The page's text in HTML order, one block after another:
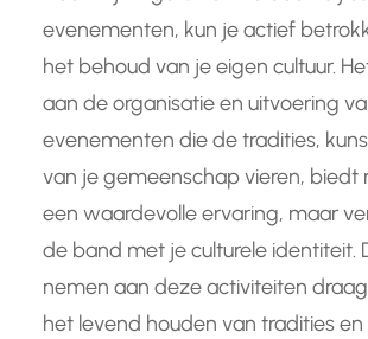
evenementen, kun je actief
het behoud van je eigen cultuur.
aan de organisatie en uitvoering
evenementen die de tradities,
van je gemeenschap vieren, biedt
een waardevolle ervaring, maar
de band met je culturele identiteit.
nemen aan deze activiteiten
het levend houden van tradities